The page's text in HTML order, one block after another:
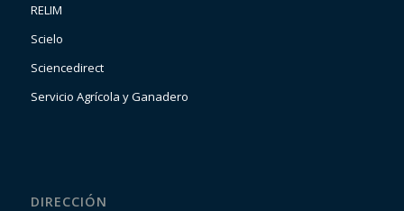
RELIM
Scielo
Sciencedirect
Servicio Agrícola y Ganadero
DIRECCIÓN